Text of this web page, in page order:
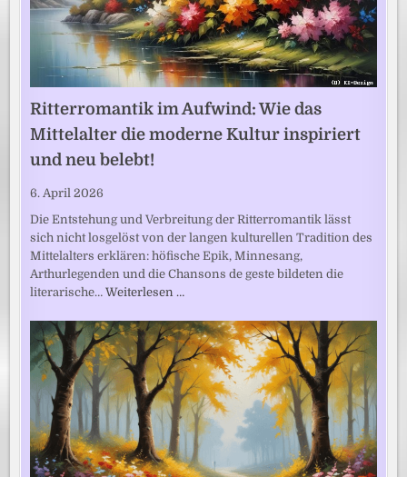
Ritterromantik im Aufwind: Wie das
Mittelalter die moderne Kultur inspiriert
und neu belebt!
6. April 2026
Die Entstehung und Verbreitung der Ritterromantik lässt
sich nicht losgelöst von der langen kulturellen Tradition des
Mittelalters erklären: höfische Epik, Minnesang,
Arthurlegenden und die Chansons de geste bildeten die
literarische…Weiterlesen …